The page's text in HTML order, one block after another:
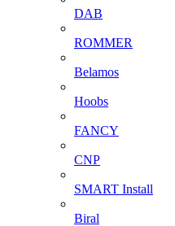
DAB
ROMMER
Belamos
Hoobs
FANCY
CNP
SMART Install
Biral